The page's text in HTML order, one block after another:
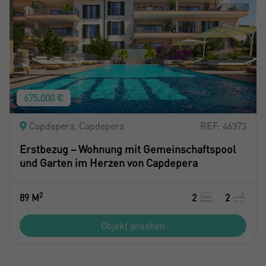
675.000 €
Capdepera, Capdepera REF: 46373
Erstbezug – Wohnung mit Gemeinschaftspool
und Garten im Herzen von Capdepera
89 M2 2 2
Objekt ansehen